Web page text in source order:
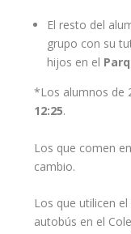
El resto del
grupo con su
hijos en el
*Los alumnos de
12:25.
Los que comen
cambio.
Los que utilicen
autobús en el